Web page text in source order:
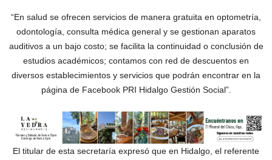
“En salud se ofrecen servicios de manera gratuita en optometría,
odontología, consulta médica general y se gestionan aparatos
auditivos a un bajo costo; se facilita la continuidad o conclusión de
estudios académicos; contamos con red de descuentos en
diversos establecimientos y servicios que podrán encontrar en la
página de Facebook PRI Hidalgo Gestión Social”.
El titular de esta secretaría expresó que en Hidalgo, el referente